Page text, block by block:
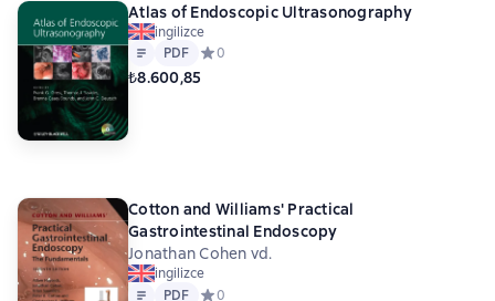
Atlas of Endoscopic Ultrasonography
ingilizce
Metin
PDF
PDF Средний рейтинг 0 на основе 0 оценок
0
₺8.600,85
Cotton and Williams' Practical
Gastrointestinal Endoscopy
Jonathan Cohen vd.
ingilizce
Metin
PDF
PDF Средний рейтинг 0 на основе 0 оценок
0